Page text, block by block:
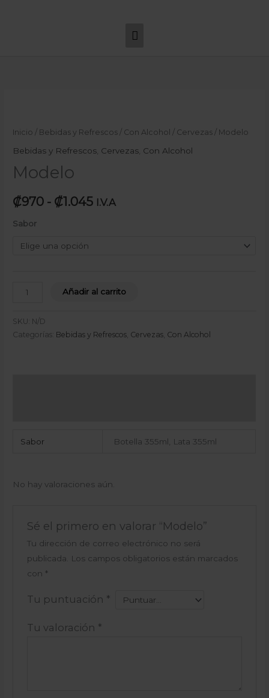
principal
Inicio / Bebidas y Refrescos / Con Alcohol / Cervezas / Modelo
Bebidas y Refrescos Cervezas Con Alcohol
Modelo
₡970 - ₡1.045
de
precios:
₡970
I.V.A
Sabor
Añadir al carrito
SKU: N/D
Categorías: Bebidas y Refrescos Cervezas Con Alcohol
Sabor Botella 355ml, Lata 355ml
No hay valoraciones aún.
Sé el primero en valorar “Modelo”
Tu dirección de correo electrónico no será
publicada. Los campos obligatorios están marcados
con *
Tu puntuación *
Tu valoración *